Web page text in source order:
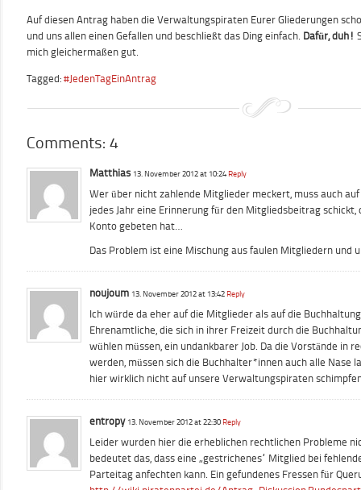
Auf diesen Antrag haben die Verwaltungspiraten Eurer Gliederungen
und uns allen einen Gefallen und beschließt das Ding einfach. Dafür, duh!
mich gleichermaßen gut.
Tagged: #JedenTagEinAntrag
Comments: 4
Matthias 13. November 2012 at 10:24 Reply
Wer über nicht zahlende Mitglieder meckert, muss auch
jedes Jahr eine Erinnerung für den Mitgliedsbeitrag
Konto gebeten hat…
Das Problem ist eine Mischung aus faulen Mitgliedern und
noujoum 13. November 2012 at 13:42 Reply
Ich würde da eher auf die Mitglieder als auf die
Ehrenamtliche, die sich in ihrer Freizeit durch die
wühlen müssen, ein undankbarer Job. Da die Vorstände in
werden, müssen sich die Buchhalter*innen auch alle Nase
hier wirklich nicht auf unsere Verwaltungspiraten
entropy 13. November 2012 at 22:30 Reply
Leider wurden hier die erheblichen rechtlichen Probleme
bedeutet das, dass eine „gestrichenes“ Mitglied bei
Parteitag anfechten kann. Ein gefundenes Fressen für